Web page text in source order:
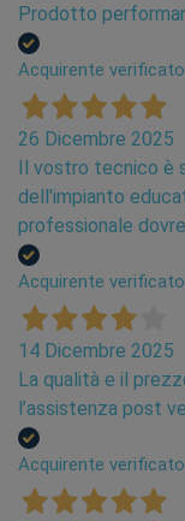
Prodotto
Acquirente verificato
26 Dicembre 2025
Il vostro tecnico è
dell'impianto
professionale
Acquirente verificato
14 Dicembre 2025
La qualità e il
l’assistenza post
Acquirente verificato